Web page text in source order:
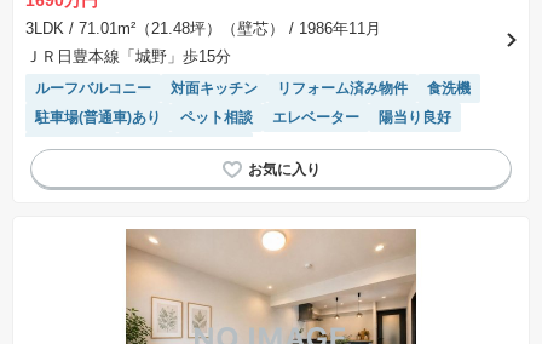
3LDK / 71.01m²（21.48坪）（壁芯）
/ 1986年11月
ＪＲ日豊本線「城野」歩15分
ルーフバルコニー 対面キッチン リフォーム済み物件
食洗機
駐車場(普通車)あり
ペット相談 エレベーター
陽当り良好
駐車場空き
システムキッチン